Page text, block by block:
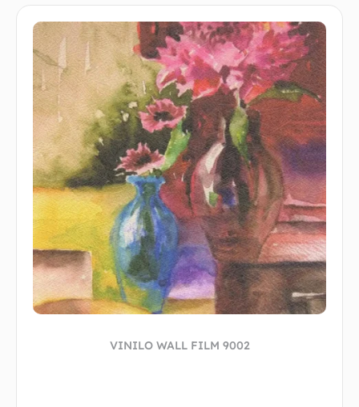
VINILO WALL FILM 9002